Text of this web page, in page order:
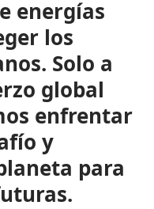
energías
los
Solo a
global
enfrentar
y
para